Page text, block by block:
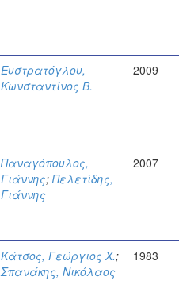
Ευστρατόγλου,
Κωνσταντίνος Β.
2009
Παναγόπουλος,
Γιάννης;Πελετίδης,
Γιάννης
2007
Κάτσος, Γεώργιος Χ.;
Σπανάκης, Νικόλαος
1983